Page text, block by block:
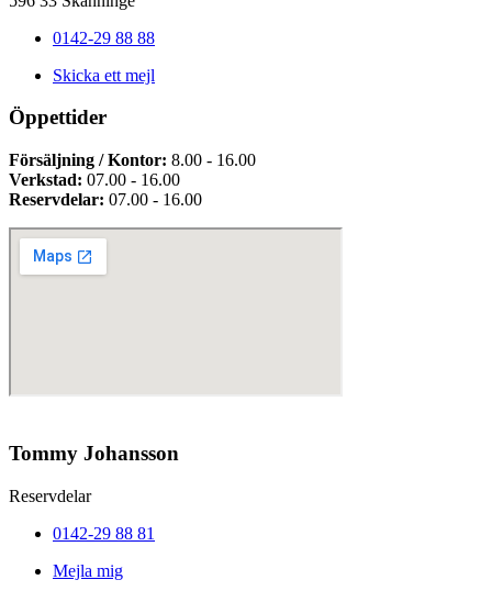
0142-29 88 88
Skicka ett mejl
Öppettider
Försäljning / Kontor: 8.00 - 16.00
Verkstad: 07.00 - 16.00
Reservdelar: 07.00 - 16.00
Tommy Johansson
Reservdelar
0142-29 88 81
Mejla mig